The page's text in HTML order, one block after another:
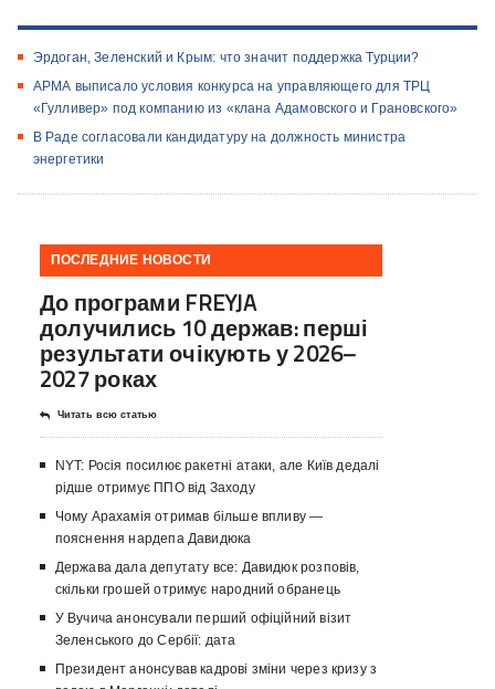
Эрдоган, Зеленский и Крым: что значит поддержка Турции?
АРМА выписало условия конкурса на управляющего для ТРЦ
«Гулливер» под компанию из «клана Адамовского и Грановского»
В Раде согласовали кандидатуру на должность министра
энергетики
ПОСЛЕДНИЕ НОВОСТИ
До програми FREYJA
долучились 10 держав: перші
результати очікують у 2026–
2027 роках
Читать всю статью
NYT: Росія посилює ракетні атаки, але Київ дедалі
рідше отримує ППО від Заходу
Чому Арахамія отримав більше впливу —
пояснення нардепа Давидюка
Держава дала депутату все: Давидюк розповів,
скільки грошей отримує народний обранець
У Вучича анонсували перший офіційний візит
Зеленського до Сербії: дата
Президент анонсував кадрові зміни через кризу з